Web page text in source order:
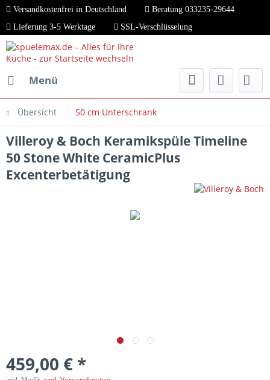
Versandkostenfrei in Deutschland
Beratung 033235-29644
Lieferung 3-5 Werktage
SSL-Verschlüsselung
Menü
Übersicht 50 cm Unterschrank
Villeroy & Boch Keramikspüle Timeline
50 Stone White CeramicPlus
Excenterbetätigung
459,00 € *